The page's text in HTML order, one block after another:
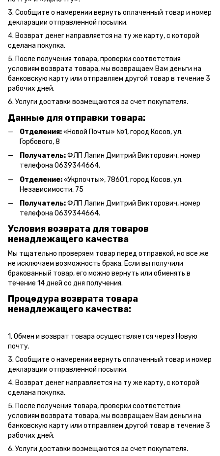
3. Сообщите о намерении вернуть оплаченный товар и номер
декларации отправленной посылки.
4. Возврат денег направляется на ту же карту, с которой
сделана покупка.
5. После получения товара, проверки соответствия
условиям возврата товара, мы возвращаем Вам деньги на
банковскую карту или отправляем другой товар в течение 3
рабочих дней.
6. Услуги доставки возмещаются за счет покупателя.
Данные для отправки товара:
Отделения:«Новой Почты» №1, город Косов,ул.
Горбового, 8
Получатель:ФЛП Лапин Дмитрий Викторович, номер
телефона 0639344664.
Отделение:«Укрпочты», 78601, город Косов, ул.
Независимости, 75
Получатель:ФЛП Лапин Дмитрий Викторович, номер
телефона 0639344664.
Условия возврата для товаров
ненадлежащего качества
Мы тщательно проверяем товар перед отправкой, но все же
не исключаем возможность брака. Если вы получили
бракованный товар, его можно вернуть или обменять в
течение 14 дней со дня получения.
Процедура возврата товара
ненадлежащего качества:
1. Обмен и возврат товара осуществляется через Новую
почту.
3. Сообщите о намерении вернуть оплаченный товар и номер
декларации отправленной посылки.
4. Возврат денег направляется на ту же карту, с которой
сделана покупка.
5. После получения товара, проверки соответствия
условиям возврата товара, мы возвращаем Вам деньги на
банковскую карту или отправляем другой товар в течение 3
рабочих дней.
6. Услуги доставки возмещаются за счет покупателя.